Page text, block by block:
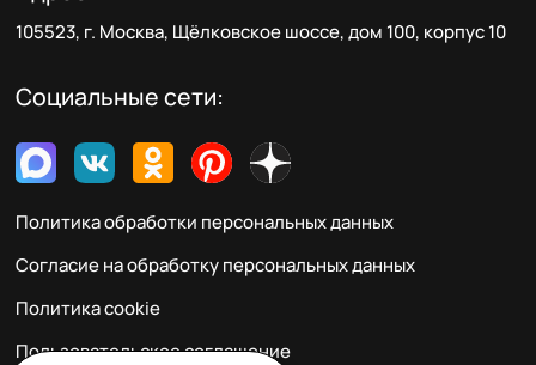
105523, г. Москва, Щёлковское шоссе, дом 100, корпус 10
Социальные сети:
Политика обработки персональных данных
Согласие на обработку персональных данных
Политика cookie
Пользовательское соглашение